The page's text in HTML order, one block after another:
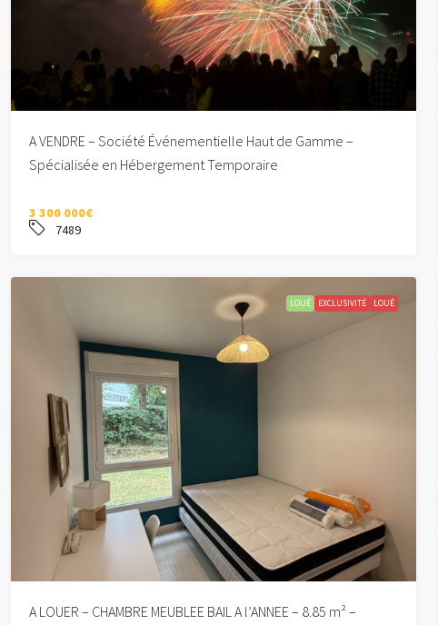
A VENDRE – Société Événementielle Haut de Gamme –
Spécialisée en Hébergement Temporaire
3 300 000€
7489
LOUÉ EXCLUSIVITÉ LOUÉ
A LOUER – CHAMBRE MEUBLEE BAIL A l’ANNEE – 8.85 m² –